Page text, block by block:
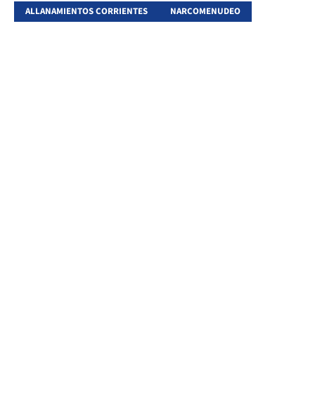
ALLANAMIENTOS CORRIENTES NARCOMENUDEO